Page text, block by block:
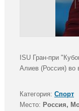
ISU Гран-при
Алиев (Россия) во
Категория: Спорт
Место: Россия,